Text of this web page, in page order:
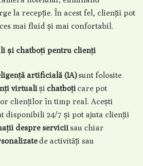
la recepție. În acest fel, clienții pot
mai fluid și mai confortabil.
și chatboți pentru clienți
artificială (IA)sunt folosite
virtualiși chatboțicare pot
clienților în timp real. Acești
disponibili 24/7 și pot ajuta clienții
despre serviciisau chiar
de activități sau